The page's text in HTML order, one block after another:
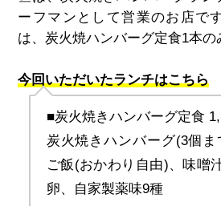
ーフマンとして営業のお店で
は、炭火焼ハンバーグ定食1本の
今回いただいたランチはこちら
■炭火焼きハンバーグ定食
炭火焼きハンバーグ(3個ま
ご飯(おかわり自由)、味噌
卵、自家製薬味9種